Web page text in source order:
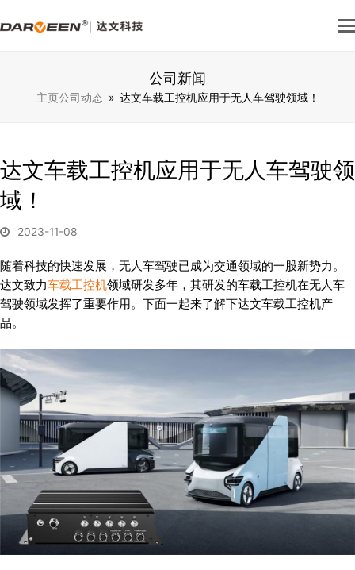
公司新闻
主页公司动态 » 达文车载工控机应用于无人车驾驶领域！
达文车载工控机应用于无人车驾驶领
域！
2023-11-08
随着科技的快速发展，无人车驾驶已成为交通领域的一股新势力。
达文致力车载工控机领域研发多年，其研发的车载工控机在无人车
驾驶领域发挥了重要作用。下面一起来了解下达文车载工控机产
品。